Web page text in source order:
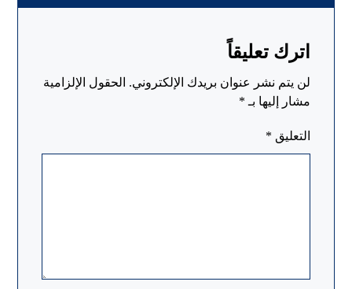
اترك تعليقاً
لن يتم نشر عنوان بريدك الإلكتروني. الحقول الإلزامية
مشار إليها بـ *
التعليق *